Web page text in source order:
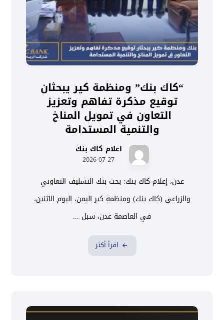
“كاك بنك” ومنظمة كير يبحثان
توقيع مذكرة تفاهم وتعزيز
التعاون في تمويل المناخ
والتنمية المستدامة
اعلام كاك بنك
2026-07-27
عدن، إعلام كاك بنك: بحث بنك التسليف التعاوني
والزراعي (كاك بنك) ومنظمة كير اليمن، اليوم الاثنين،
في العاصمة عدن، سبل ...
اقرأ أكثر